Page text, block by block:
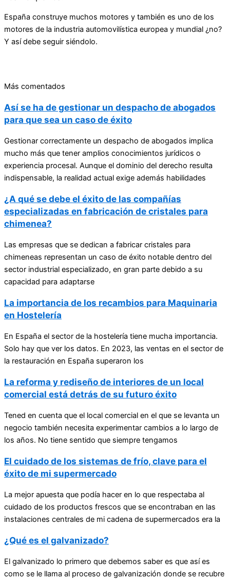
España construye muchos motores y también es uno de los
motores de la industria automovilística europea y mundial ¿no?
Y así debe seguir siéndolo.
Más comentados
Así se ha de gestionar un despacho de abogados
para que sea un caso de éxito
Gestionar correctamente un despacho de abogados implica
mucho más que tener amplios conocimientos jurídicos o
experiencia procesal. Aunque el dominio del derecho resulta
indispensable, la realidad actual exige además habilidades
¿A qué se debe el éxito de las compañías
especializadas en fabricación de cristales para
chimenea?
Las empresas que se dedican a fabricar cristales para
chimeneas representan un caso de éxito notable dentro del
sector industrial especializado, en gran parte debido a su
capacidad para adaptarse
La importancia de los recambios para Maquinaria
en Hostelería
En España el sector de la hostelería tiene mucha importancia.
Solo hay que ver los datos. En 2023, las ventas en el sector de
la restauración en España superaron los
La reforma y rediseño de interiores de un local
comercial está detrás de su futuro éxito
Tened en cuenta que el local comercial en el que se levanta un
negocio también necesita experimentar cambios a lo largo de
los años. No tiene sentido que siempre tengamos
El cuidado de los sistemas de frío, clave para el
éxito de mi supermercado
La mejor apuesta que podía hacer en lo que respectaba al
cuidado de los productos frescos que se encontraban en las
instalaciones centrales de mi cadena de supermercados era la
¿Qué es el galvanizado?
El galvanizado lo primero que debemos saber es que así es
como se le llama al proceso de galvanización donde se recubre